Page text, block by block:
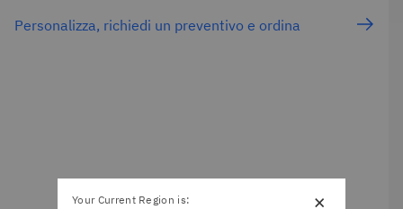
Personalizza, richiedi un preventivo e ordina
×
Your Current Region is: